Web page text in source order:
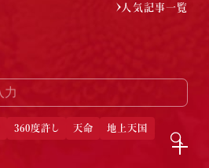
人気記事一覧
360度許し 天命 地上天国